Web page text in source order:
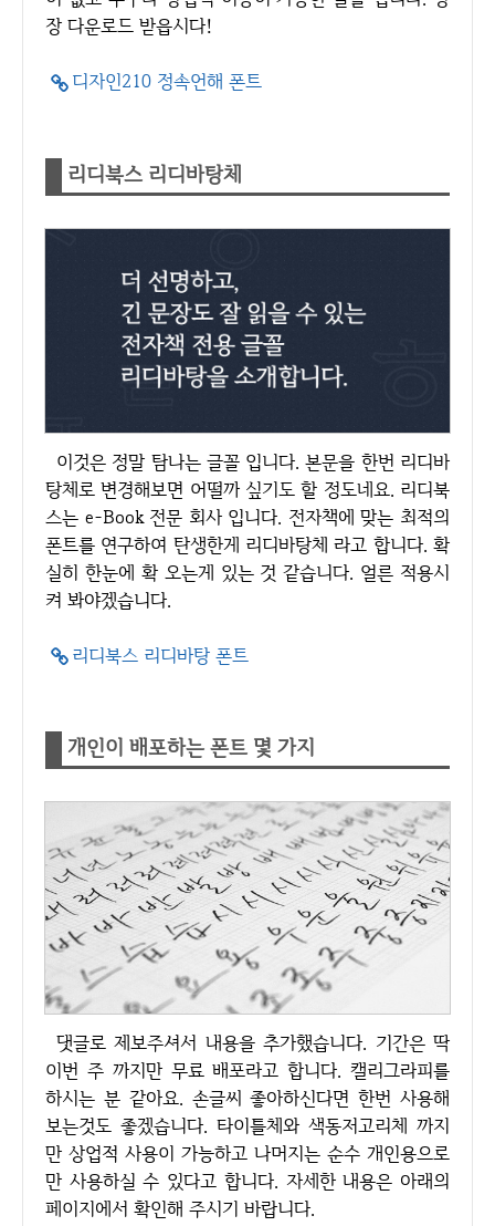
장 다운로드 받읍시다!
디자인210 정속언해 폰트
리디북스 리디바탕체
이것은 정말 탐나는 글꼴 입니다. 본문을 한번 리디바
탕체로 변경해보면 어떨까 싶기도 할 정도네요. 리디북
스는 e-Book 전문 회사 입니다. 전자책에 맞는 최적의
폰트를 연구하여 탄생한게 리디바탕체 라고 합니다. 확
실히 한눈에 확 오는게 있는 것 같습니다. 얼른 적용시
켜 봐야겠습니다.
리디북스 리디바탕 폰트
개인이 배포하는 폰트 몇 가지
댓글로 제보주셔서 내용을 추가했습니다. 기간은 딱
이번 주 까지만 무료 배포라고 합니다. 캘리그라피를
하시는 분 같아요. 손글씨 좋아하신다면 한번 사용해
보는것도 좋겠습니다. 타이틀체와 색동저고리체 까지
만 상업적 사용이 가능하고 나머지는 순수 개인용으로
만 사용하실 수 있다고 합니다. 자세한 내용은 아래의
페이지에서 확인해 주시기 바랍니다.